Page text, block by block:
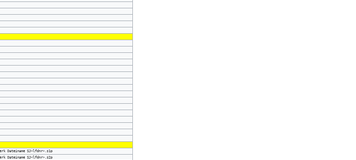
Dateiname SJ<lfdnr>.s1p
Dateiname SJ<lfdnr>.s2p